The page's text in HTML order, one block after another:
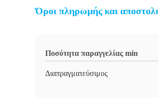
Όροι πληρωμής και
Ποσότητα παραγγελίας min
Διαπραγματεύσιμος